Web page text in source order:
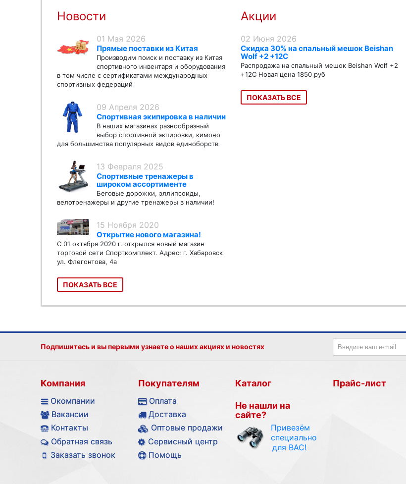
Новости
01 Мая 2026
Прямые поставки из Китая
Производим поиск и поставку из Китая
спортивного инвентаря и оборудования
в том числе с сертификатами международных
спортивных федераций
09 Апреля 2026
Спортивная экипировка в наличии
В наших магазинах разнообразный
выбор спортивной экпировки, кимоно
для большинства популярных видов единоборств
13 Февраля 2025
Спортивные тренажеры в
широком ассортименте
Беговые дорожки, эллипсоиды,
велотренажеры и другие тренажеры в наличии!
15 Ноября 2020
Открытие нового магазина!
С 01 октября 2020 г. открылся новый магазин
торговой сети Спорткомплект. Адрес: г. Хабаровск
ул. Флегонтова, 4а
ПОКАЗАТЬ ВСЕ
Акции
02 Июня 2026
Скидка 30% на спальный мешок Beishan
Wolf +2 +12C
Распродажа на спальный мешок Beishan Wolf +2
+12C Новая цена 1850 руб
ПОКАЗАТЬ ВСЕ
Подпишитесь и вы первыми узнаете о наших акциях и новостях
Компания
Окомпании
Вакансии
Контакты
Обратная связь
Заказать звонок
Покупателям
Оплата
Доставка
Оптовые продажи
Сервисный центр
Помощь
Каталог
Не нашли на
сайте?
Привезём
специально
для ВАС!
Прайс-лист